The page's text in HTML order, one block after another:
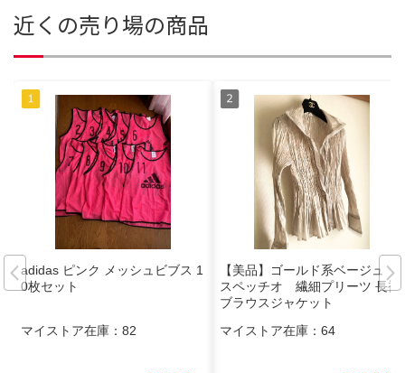
近くの売り場の商品
adidas ピンク メッシュビブス 1
0枚セット
マイストア在庫： 82
【美品】ゴールド系ベージュ
スペッチオ 繊細プリーツ 長袖
ブラウスジャケット
マイストア在庫： 64